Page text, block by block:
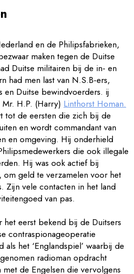
en de Philipsfabrieken,
maken tegen de Duitse
Duitse militairen bij de in- en
had men last van N.S.B-ers,
en Duitse bewindvoerders. ij
H.P. (Harry) Linthorst Homan.
tot de eersten die zich bij de
en wordt commandant van
en omgeving. Hij onderhield
die ook illegale
Hij was ook actief bij
om geld te verzamelen voor het
Zijn vele contacten in het land
van pas.
het eerst bekend bij de Duitsers
contraspionageoperatie
het ‘Englandspiel’ waarbij de
radioman opdracht
de Engelsen die vervolgens